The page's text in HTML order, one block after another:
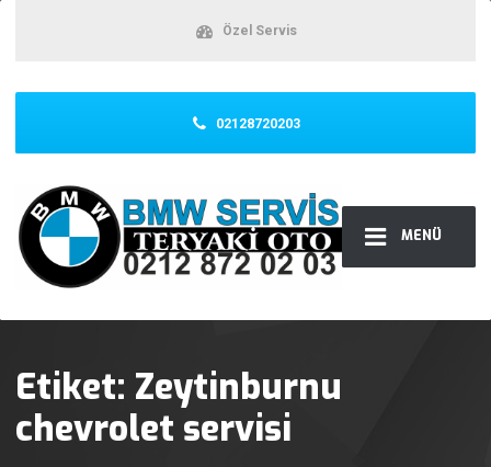
MENÜ
Özel Servis
02128720203
Etiket: Zeytinburnu
chevrolet servisi